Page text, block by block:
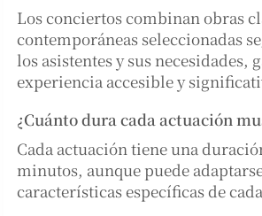
Los conciertos combinan obras
contemporáneas seleccionadas
los asistentes y sus necesidades,
experiencia accesible y
¿Cuánto dura cada actuación
Cada actuación tiene una
minutos, aunque puede
características específicas de